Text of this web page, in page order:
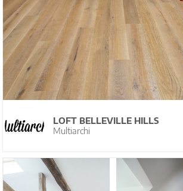
LOFT BELLEVILLE HILLS
Multiarchi